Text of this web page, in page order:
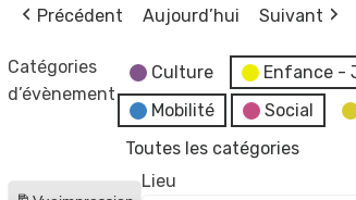
Précédent
Aujourd’hui Suivant
Catégories
d’évènement
Culture Enfance -
Mobilité
Social
Toutes les catégories
Lieu